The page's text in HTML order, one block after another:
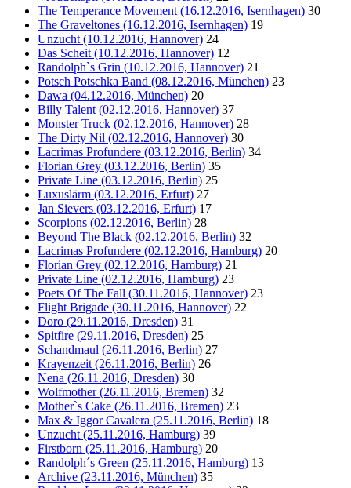
The Temperance Movement (16.12.2016, Isernhagen) 30
The Graveltones (16.12.2016, Isernhagen) 19
Unzucht (10.12.2016, Hannover) 24
Das Scheit (10.12.2016, Hannover) 12
Randolph`s Grin (10.12.2016, Hannover) 21
Potsch Potschka Band (08.12.2016, München) 23
Dawa (04.12.2016, München) 20
Billy Talent (02.12.2016, Hannover) 37
Monster Truck (02.12.2016, Hannover) 28
The Dirty Nil (02.12.2016, Hannover) 30
Lacrimas Profundere (03.12.2016, Berlin) 34
Florian Grey (03.12.2016, Berlin) 35
Private Line (03.12.2016, Berlin) 25
Luxuslärm (03.12.2016, Erfurt) 27
Jan Sievers (03.12.2016, Erfurt) 17
Scorpions (02.12.2016, Berlin) 28
Beyond The Black (02.12.2016, Berlin) 32
Lacrimas Profundere (02.12.2016, Hamburg) 20
Florian Grey (02.12.2016, Hamburg) 21
Private Line (02.12.2016, Hamburg) 23
Poets Of The Fall (30.11.2016, Hannover) 23
Flight Brigade (30.11.2016, Hannover) 22
Doro (29.11.2016, Dresden) 31
Spitfire (29.11.2016, Dresden) 25
Schandmaul (26.11.2016, Berlin) 27
Krayenzeit (26.11.2016, Berlin) 26
Nena (26.11.2016, Dresden) 30
Wolfmother (26.11.2016, Bremen) 32
Mother`s Cake (26.11.2016, Bremen) 23
Max & Iggor Cavalera (25.11.2016, Berlin) 18
Unzucht (25.11.2016, Hamburg) 39
Firstborn (25.11.2016, Hamburg) 20
Randolph´s Green (25.11.2016, Hamburg) 13
Archive (23.11.2016, München) 35